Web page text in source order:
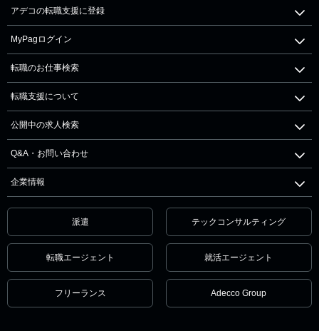
アデコの転職支援に登録
MyPagログイン
転職のお仕事検索
転職支援について
公開中の求人検索
Q&A・お問い合わせ
企業情報
派遣 テックコンサルティング
転職エージェント 就活エージェント
フリーランス Adecco Group